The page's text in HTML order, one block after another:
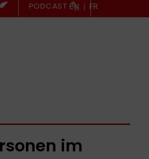
PODCAST EN | FR
im